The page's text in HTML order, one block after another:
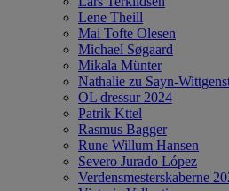
Lene Theill
Mai Tofte Olesen
Michael Søgaard
Mikala Münter
Nathalie zu Sayn-
OL dressur 2024
Patrik Kttel
Rasmus Bagger
Rune Willum Hansen
Severo Jurado López
Verdensmesterskaberne